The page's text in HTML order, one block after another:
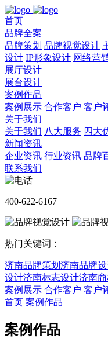
首页
品牌全案
品牌策划 品牌视觉设计
设计 IP形象设计 网络营
展厅设计
展台设计
案例作品
案例展示 合作客户 客户
关于我们
关于我们 八大服务 四大
新闻资讯
企业资讯 行业资讯 品牌
联系我们
400-622-6167
热门关键词：
济南品牌策划 济南品牌
设计济南标志设计济南
案例展示 合作客户 客户
首页 案例作品
案例作品